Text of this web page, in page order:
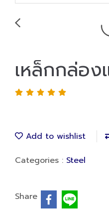
เหล็กกล่อง
Add to wishlist
Categories : Steel
Share